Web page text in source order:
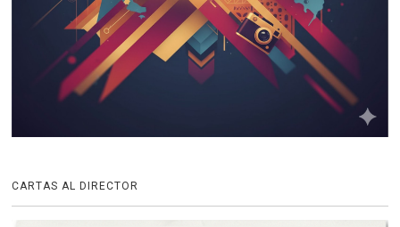
CARTAS AL DIRECTOR